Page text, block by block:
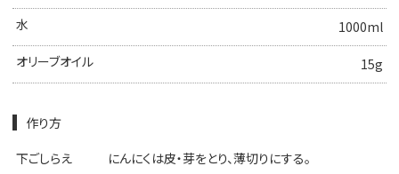
水
1000ml
オリーブオイル
15g
作り方
下ごしらえ
にんにくは皮・芽をとり、薄切りにする。